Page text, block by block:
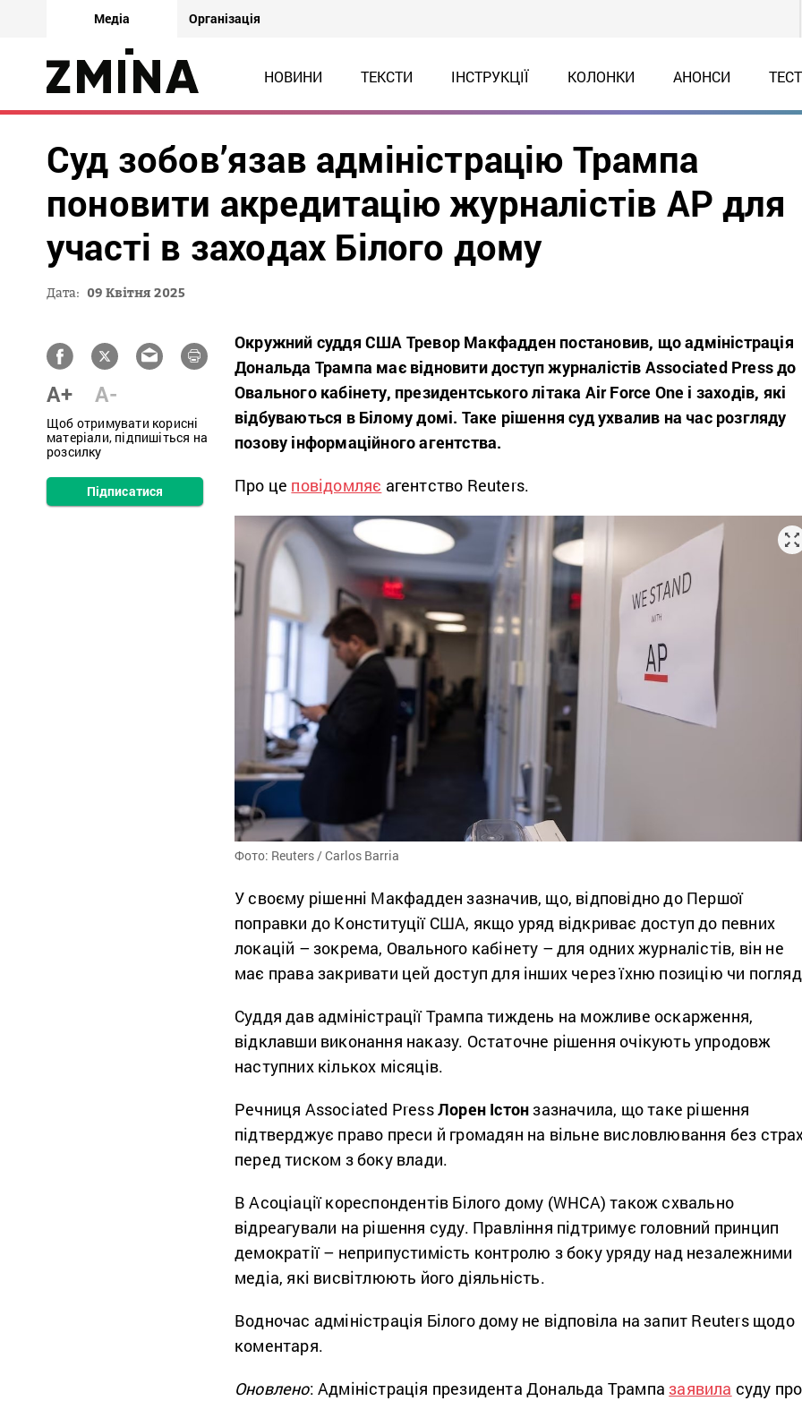
Медіа Організація
НОВИНИ ТЕКСТИ ІНСТРУКЦІЇ КОЛОНКИ АНОНСИ
Суд зобов’язав адміністрацію Трампа
поновити акредитацію журналістів AP для
участі в заходах Білого дому
Дата: 09 Квітня 2025
A+ A-
Щоб отримувати корисні
матеріали, підпишіться на
розсилку
Підписатися
Окружний суддя США Тревор Макфадден постановив, що адміністрація
Дональда Трампа має відновити доступ журналістів Associated Press до
Овального кабінету, президентського літака Air Force One і заходів, які
відбуваються в Білому домі. Таке рішення суд ухвалив на час розгляду
позову інформаційного агентства.
Про це повідомляє агентство Reuters.
Фото: Reuters / Carlos Barria
У своєму рішенні Макфадден зазначив, що, відповідно до Першої
поправки до Конституції США, якщо уряд відкриває доступ до певних
локацій – зокрема, Овального кабінету – для одних журналістів, він не
має права закривати цей доступ для інших через їхню позицію чи
Суддя дав адміністрації Трампа тиждень на можливе оскарження,
відклавши виконання наказу. Остаточне рішення очікують упродовж
наступних кількох місяців.
Речниця Associated PressЛорен Істонзазначила, що таке рішення
підтверджує право преси й громадян на вільне висловлювання без
перед тиском з боку влади.
В Асоціації кореспондентів Білого дому (WHCA) також схвально
відреагували на рішення суду. Правління підтримує головний принцип
демократії – неприпустимість контролю з боку уряду над незалежними
медіа, які висвітлюють його діяльність.
Водночас адміністрація Білого дому не відповіла на запит Reuters щодо
коментаря.
Оновлено: Адміністрація президента Дональда Трампазаявила суду про